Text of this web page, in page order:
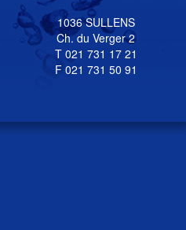
1036 SULLENS
Ch. du Verger 2
T 021 731 17 21
F 021 731 50 91